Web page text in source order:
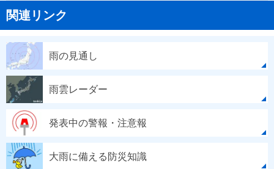
関連リンク
雨の見通し
雨雲レーダー
発表中の警報・注意報
大雨に備える防災知識